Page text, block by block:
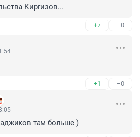
Киргизов...
+7 –0
+1 –0
там больше )